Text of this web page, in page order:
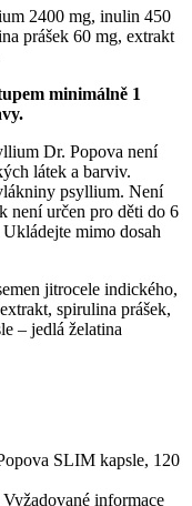
2400 mg, inulin 450
prášek 60 mg, extrakt
minimálně 1
Dr. Popova není
látek a barviv.
psyllium. Není
není určen pro děti do 6
mimo dosah
jitrocele indického,
spirulina prášek,
– jedlá želatina
SLIM kapsle, 120
Vyžadované informace